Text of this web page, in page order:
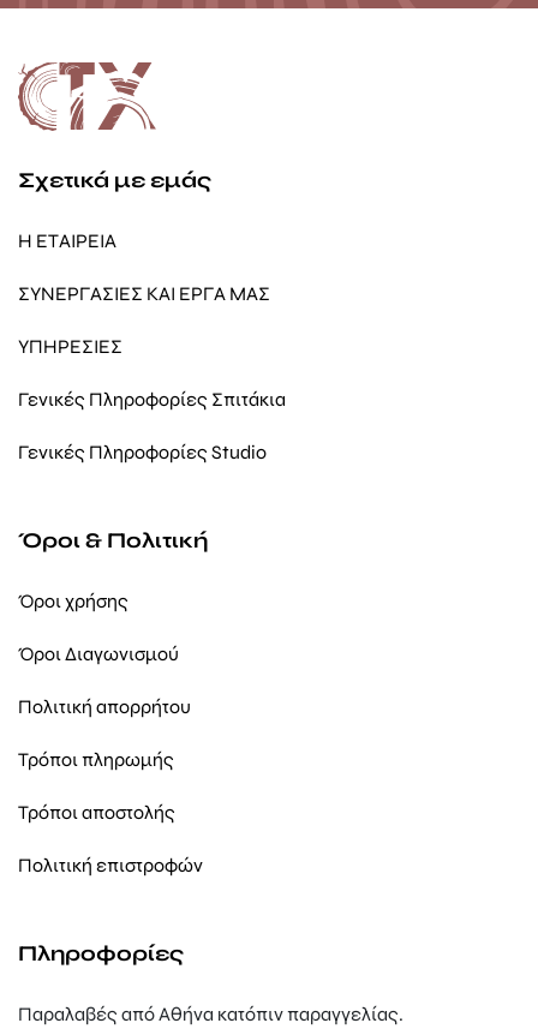
Σχετικά με εμάς
Η ΕΤΑΙΡΕΙΑ
ΣΥΝΕΡΓΑΣΙΕΣ ΚΑΙ ΕΡΓΑ ΜΑΣ
ΥΠΗΡΕΣΙΕΣ
Γενικές Πληροφορίες Σπιτάκια
Γενικές Πληροφορίες Studio
Όροι & Πολιτική
Όροι χρήσης
Όροι Διαγωνισμού
Πολιτική απορρήτου
Τρόποι πληρωμής
Τρόποι αποστολής
Πολιτική επιστροφών
Πληροφορίες
Παραλαβές από Αθήνα κατόπιν παραγγελίας.